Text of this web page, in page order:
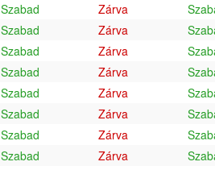
Szabad Zárva
Szabad Zárva
Szabad Zárva
Szabad Zárva
Szabad Zárva
Szabad Zárva
Szabad Zárva
Szabad Zárva